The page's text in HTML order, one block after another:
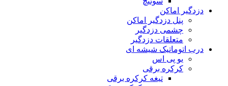
دزدگیر اماکن
پنل دزدگیر اماکن
چشمی دزدگیر
متعلقات دزدگیر
درب اتوماتیک شیشه ای
یو پی اس
کرکره برقی
تیغه کرکره برقی